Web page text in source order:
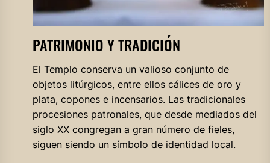
PATRIMONIO Y TRADICIÓN
El Templo conserva un valioso conjunto de
objetos litúrgicos, entre ellos cálices de oro y
plata, copones e incensarios. Las tradicionales
procesiones patronales, que desde mediados del
siglo XX congregan a gran número de fieles,
siguen siendo un símbolo de identidad local.